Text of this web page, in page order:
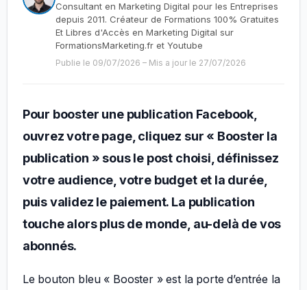
Consultant en Marketing Digital pour les Entreprises
depuis 2011. Créateur de Formations 100% Gratuites
Et Libres d'Accès en Marketing Digital sur
FormationsMarketing.fr et Youtube
Publie le 09/07/2026 – Mis a jour le 27/07/2026
Pour booster une publication Facebook,
ouvrez votre page, cliquez sur « Booster la
publication » sous le post choisi, définissez
votre audience, votre budget et la durée,
puis validez le paiement. La publication
touche alors plus de monde, au-delà de vos
abonnés.
Le bouton bleu « Booster » est la porte d’entrée la